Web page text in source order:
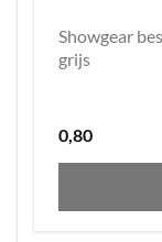
Showgear
grijs
0,80